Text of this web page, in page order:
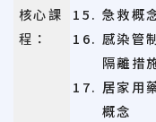
核心課
程：
急救概
感染管
隔離措
居家用
概念